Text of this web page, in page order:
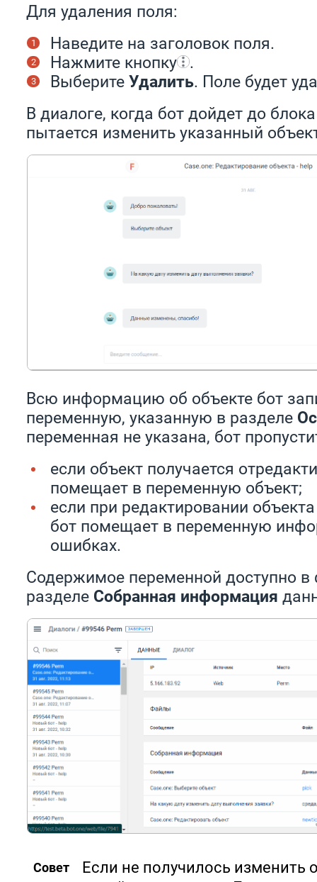
Для удаления поля:
Наведите на заголовок поля.
Нажмите кнопку
.
Выберите Удалить. Поле будет
В диалоге, когда бот дойдет до
пытается изменить указанный
Всю информацию об объекте бот
переменную, указанную в разделе
переменная не указана, бот
если объект получается
помещает в переменную объект;
если при редактировании
бот помещает в переменную
ошибках.
Содержимое переменной доступно в
разделе Собранная информация
Совет
Если не получилось изменить